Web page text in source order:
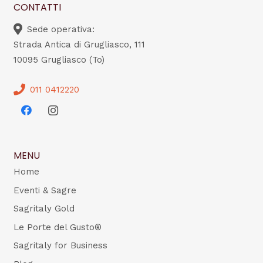
CONTATTI
Sede operativa:
Strada Antica di Grugliasco, 111
10095 Grugliasco (To)
011 0412220
MENU
Home
Eventi & Sagre
Sagritaly Gold
Le Porte del Gusto®
Sagritaly for Business